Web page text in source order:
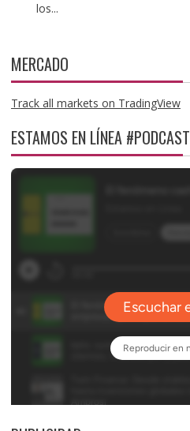
los...
MERCADO
Track all markets on TradingView
ESTAMOS EN LÍNEA #PODCAST